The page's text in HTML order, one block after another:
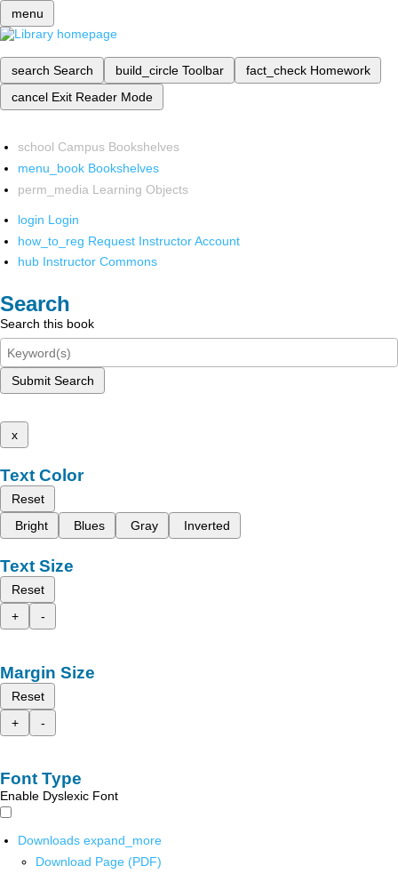
menu
search Search build_circle Toolbar fact_check Homework
cancel Exit Reader Mode
school Campus Bookshelves
menu_book Bookshelves
perm_media Learning Objects
login Login
how_to_reg Request Instructor Account
hub Instructor Commons
Search
Search this book
Submit Search
x
Text Color
Reset
Bright
Blues Gray Inverted
Text Size
Reset
+
-
Margin Size
Reset
+
-
Font Type
Enable Dyslexic Font
Downloads expand_more
Download Page (PDF)